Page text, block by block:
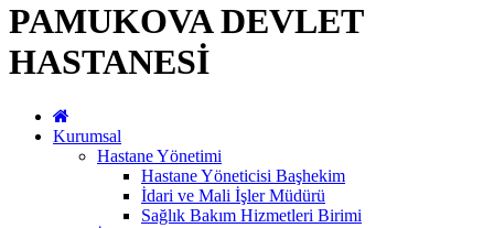
PAMUKOVA DEVLET
HASTANESİ
Kurumsal
Hastane Yönetimi
Hastane Yöneticisi Başhekim
İdari ve Mali İşler Müdürü
Sağlık Bakım Hizmetleri Birimi